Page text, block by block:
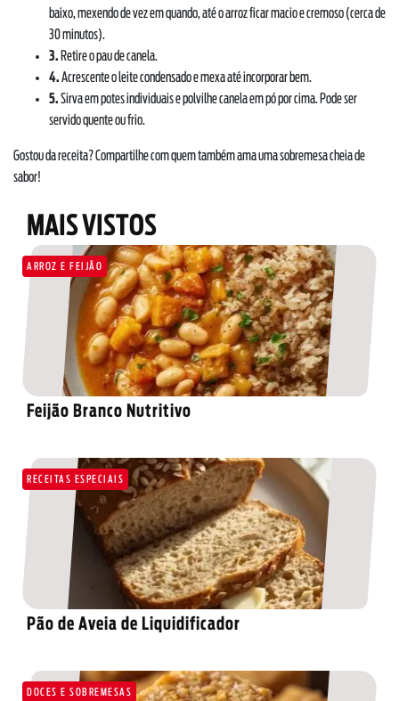
SOBRE NÓS
DOWNLOADS
TRABALHE CONOSCO
OUVIDORIA
baixo, mexendo de vez em quando, até o arroz ficar macio e cremoso (cerca de
30 minutos).
3. Retire o pau de canela.
4.Acrescente o leite condensado e mexa até incorporar bem.
5.Sirva em potes individuais e polvilhe canela em pó por cima. Pode ser
servido quente ou frio.
Gostou da receita? Compartilhe com quem também ama uma sobremesa cheia de
sabor!
MAIS VISTOS
ARROZ E FEIJÃO
Feijão Branco Nutritivo
RECEITAS ESPECIAIS
Pão de Aveia de Liquidificador
DOCES E SOBREMESAS